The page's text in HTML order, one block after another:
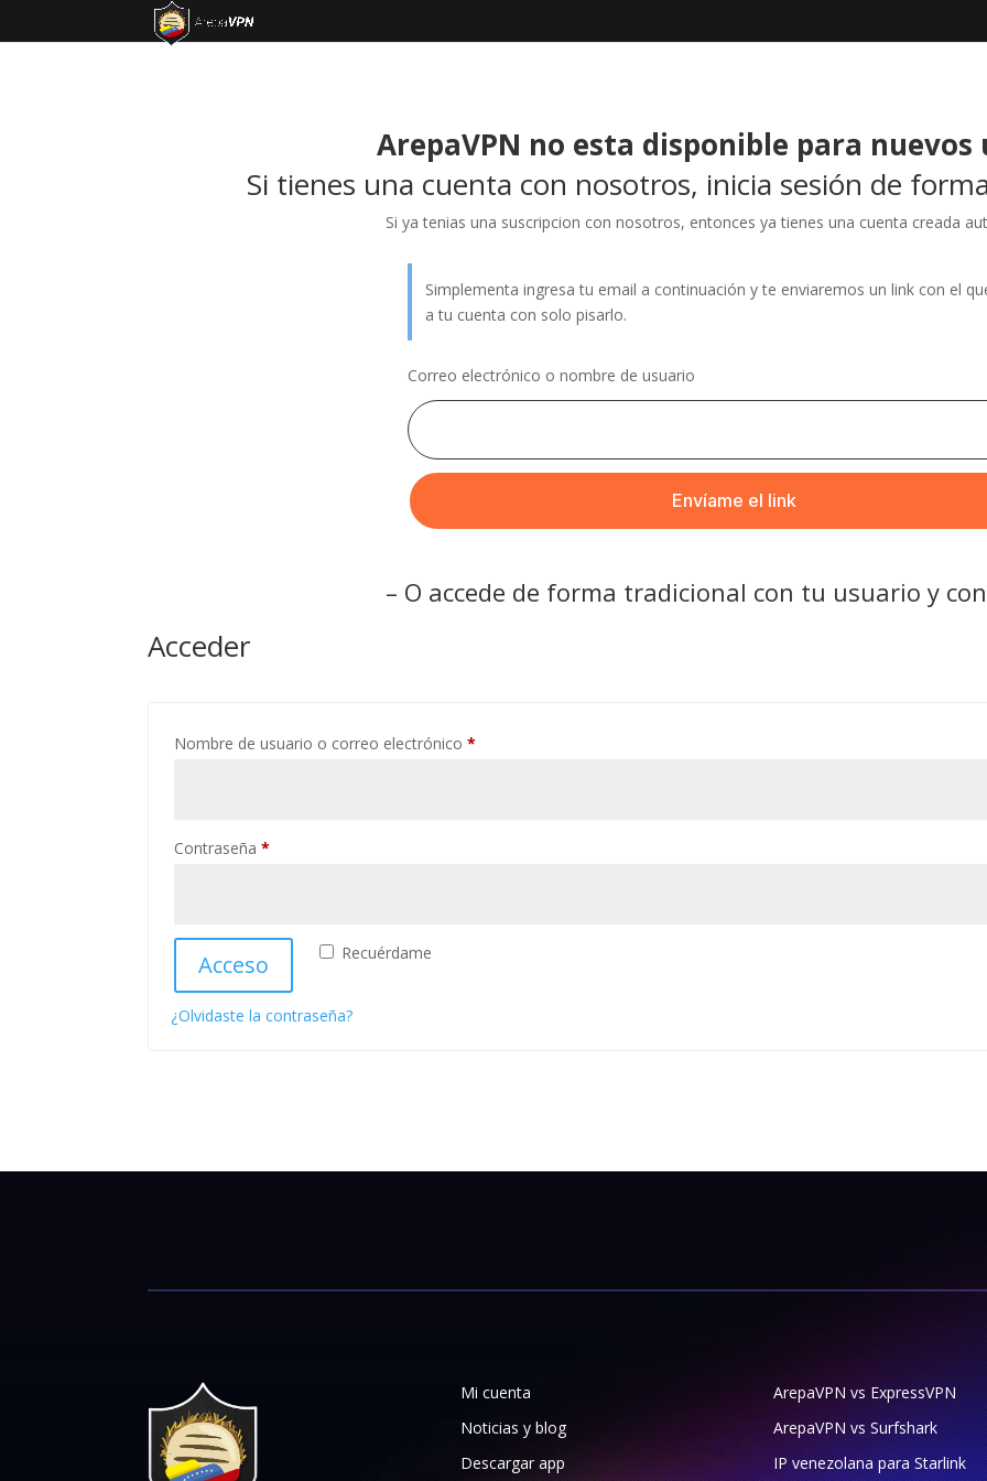
ArepaVPN no esta disponible para nuevos
Si tienes una cuenta con nosotros, inicia sesión de
Si ya tenias una suscripcion con nosotros, entonces ya tienes una cuenta creada
Simplementa ingresa tu email a continuación y te enviaremos un link con el
a tu cuenta con solo pisarlo.
Correo electrónico o nombre de usuario
– O accede de forma tradicional con tu usuario y
Acceder
Nombre de usuario o correo electrónico*
Contraseña*
Recuérdame
Acceso
¿Olvidaste la contraseña?
Mi cuenta
Noticias y blog
Descargar app
ArepaVPN vs ExpressVPN
ArepaVPN vs Surfshark
IP venezolana para Starlink